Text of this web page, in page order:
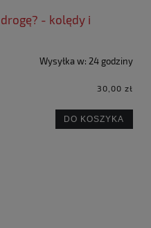
drogę? - kolędy i
Wysyłka w: 24 godziny
30,00 zł
DO KOSZYKA